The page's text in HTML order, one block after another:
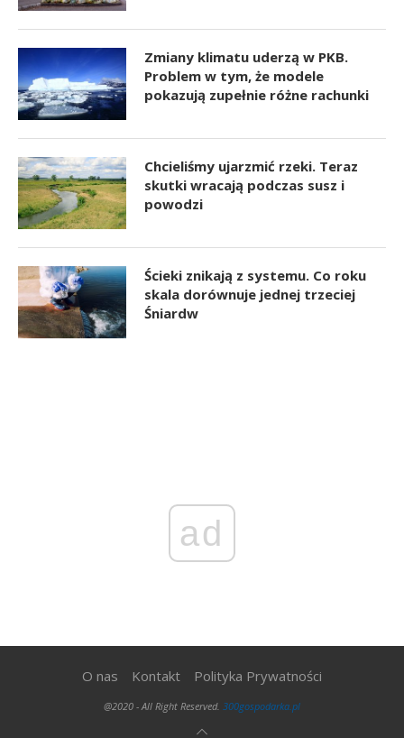
Zmiany klimatu uderzą w PKB.
Problem w tym, że modele
pokazują zupełnie różne rachunki
Chcieliśmy ujarzmić rzeki. Teraz
skutki wracają podczas susz i
powodzi
Ścieki znikają z systemu. Co roku
skala dorównuje jednej trzeciej
Śniardw
ad
O nas Kontakt Polityka Prywatności
@2020 - All Right Reserved. 300gospodarka.pl